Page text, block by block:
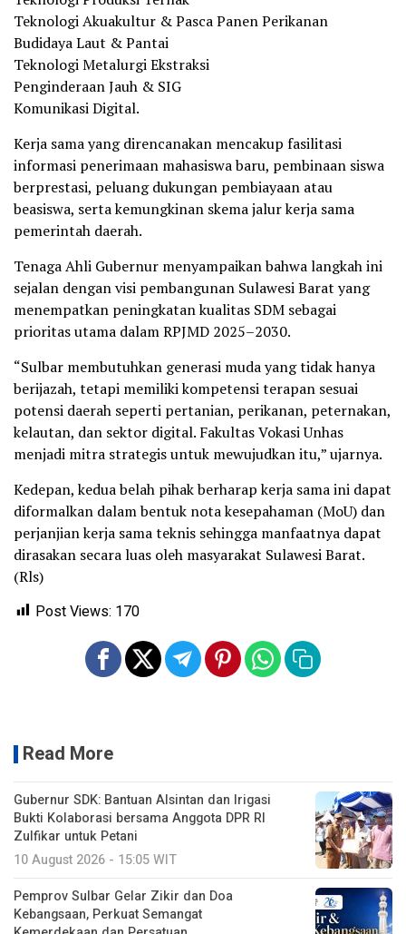
Teknologi Akuakultur & Pasca Panen Perikanan
Budidaya Laut & Pantai
Teknologi Metalurgi Ekstraksi
Penginderaan Jauh & SIG
Komunikasi Digital.
Kerja sama yang direncanakan mencakup fasilitasi
informasi penerimaan mahasiswa baru, pembinaan siswa
berprestasi, peluang dukungan pembiayaan atau
beasiswa, serta kemungkinan skema jalur kerja sama
pemerintah daerah.
Tenaga Ahli Gubernur menyampaikan bahwa langkah ini
sejalan dengan visi pembangunan Sulawesi Barat yang
menempatkan peningkatan kualitas SDM sebagai
prioritas utama dalam RPJMD 2025–2030.
“Sulbar membutuhkan generasi muda yang tidak hanya
berijazah, tetapi memiliki kompetensi terapan sesuai
potensi daerah seperti pertanian, perikanan, peternakan,
kelautan, dan sektor digital. Fakultas Vokasi Unhas
menjadi mitra strategis untuk mewujudkan itu,” ujarnya.
Kedepan, kedua belah pihak berharap kerja sama ini dapat
diformalkan dalam bentuk nota kesepahaman (MoU) dan
perjanjian kerja sama teknis sehingga manfaatnya dapat
dirasakan secara luas oleh masyarakat Sulawesi Barat.
(Rls)
Post Views: 170
Read More
Gubernur SDK: Bantuan Alsintan dan Irigasi
Bukti Kolaborasi bersama Anggota DPR RI
Zulfikar untuk Petani
10 August 2026 - 15:05 WIT
Pemprov Sulbar Gelar Zikir dan Doa
Kebangsaan, Perkuat Semangat